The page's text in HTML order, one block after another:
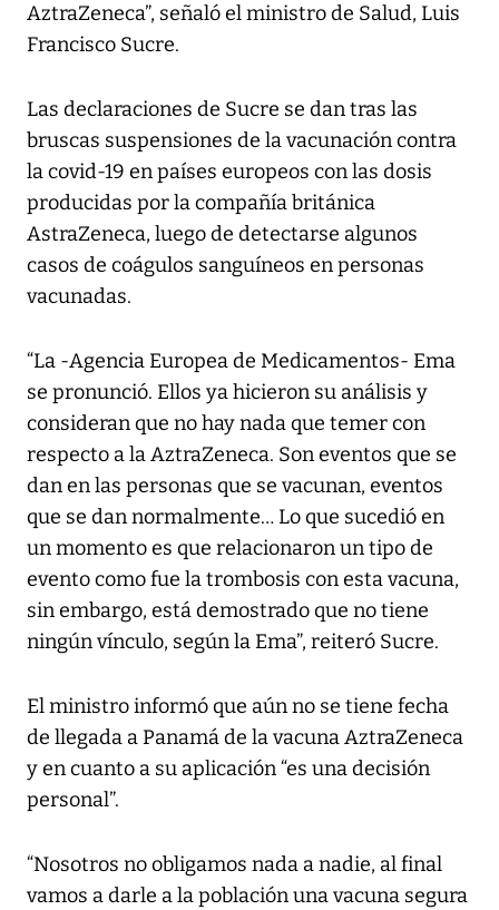
AztraZeneca”, señaló el ministro de Salud, Luis
Francisco Sucre.
Las declaraciones de Sucre se dan tras las
bruscas suspensiones de la vacunación contra
la covid-19 en países europeos con las dosis
producidas por la compañía británica
AstraZeneca, luego de detectarse algunos
casos de coágulos sanguíneos en personas
vacunadas.
“La -Agencia Europea de Medicamentos- Ema
se pronunció. Ellos ya hicieron su análisis y
consideran que no hay nada que temer con
respecto a la AztraZeneca. Son eventos que se
dan en las personas que se vacunan, eventos
que se dan normalmente… Lo que sucedió en
un momento es que relacionaron un tipo de
evento como fue la trombosis con esta vacuna,
sin embargo, está demostrado que no tiene
ningún vínculo, según la Ema”, reiteró Sucre.
El ministro informó que aún no se tiene fecha
de llegada a Panamá de la vacuna AztraZeneca
y en cuanto a su aplicación “es una decisión
personal”.
“Nosotros no obligamos nada a nadie, al final
vamos a darle a la población una vacuna segura